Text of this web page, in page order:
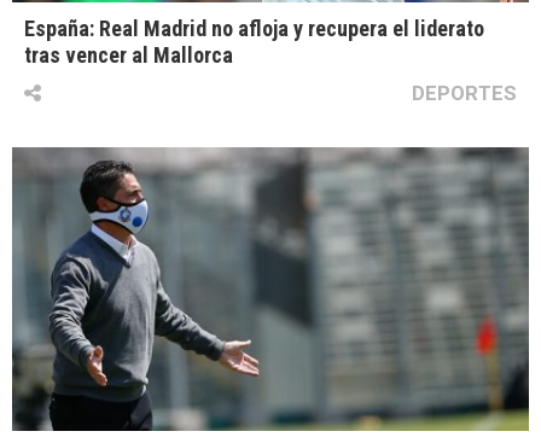
España: Real Madrid no afloja y recupera el liderato
tras vencer al Mallorca
DEPORTES